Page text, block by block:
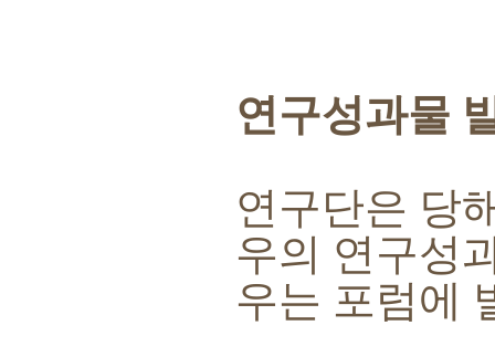
연구성과물
연구단은 당
우의 연구성
우는 포럼에